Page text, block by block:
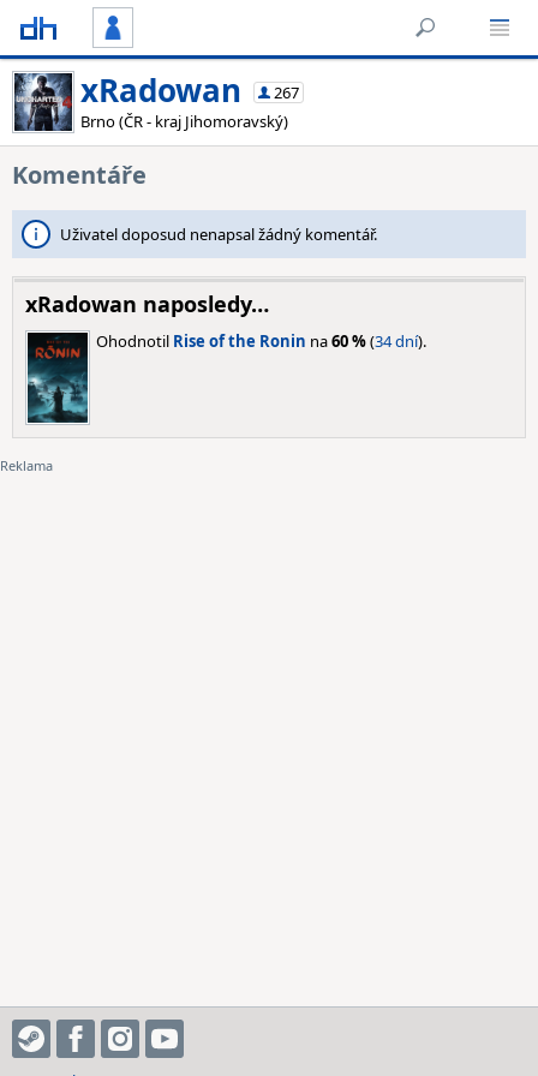
xRadowan
267
Brno (ČR - kraj Jihomoravský)
Komentáře
Uživatel doposud nenapsal žádný komentář.
xRadowan naposledy…
Ohodnotil Rise of the Ronin na60 %(34 dní).